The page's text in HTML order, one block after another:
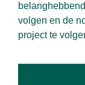
volgen en de
project te